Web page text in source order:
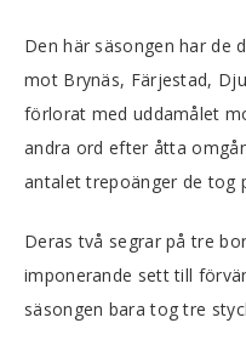
Den här säsongen har de
mot Brynäs, Färjestad,
förlorat med uddamålet
andra ord efter åtta
antalet trepoänger de tog
Deras två segrar på tre
imponerande sett till
säsongen bara tog tre